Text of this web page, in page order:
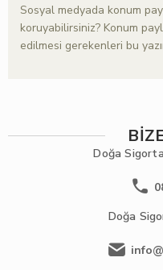
Sosyal medyada konum
koruyabilirsiniz? Konum
edilmesi gerekenleri bu
Doğa Sigorta
Doğa